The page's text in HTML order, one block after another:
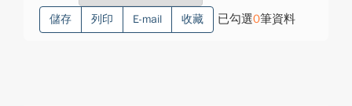
儲存 列印 E-mail 收藏 已勾選0筆資料